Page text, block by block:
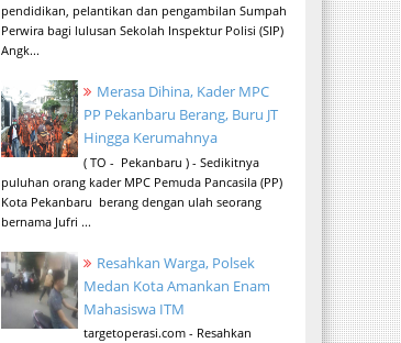
pendidikan, pelantikan dan pengambilan Sumpah
Perwira bagi lulusan Sekolah Inspektur Polisi (SIP)
Angk...
Merasa Dihina, Kader MPC
PP Pekanbaru Berang, Buru JT
Hingga Kerumahnya
( TO - Pekanbaru ) - Sedikitnya
puluhan orang kader MPC Pemuda Pancasila (PP)
Kota Pekanbaru berang dengan ulah seorang
bernama Jufri ...
Resahkan Warga, Polsek
Medan Kota Amankan Enam
Mahasiswa ITM
targetoperasi.com - Resahkan